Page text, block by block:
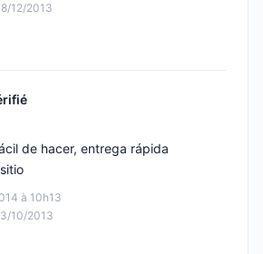
12/2013
à 10h13
10/2013
de hacer, entrega rápida